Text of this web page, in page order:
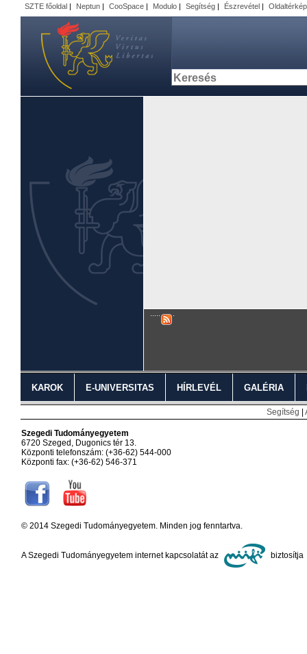
SZTE főoldal | Neptun | CooSpace | Modulo | Segítség | Észrevétel | Oldaltérkép
KAROK E-UNIVERSITAS HÍRLEVÉL GALÉRIA
Segítség
Szegedi Tudományegyetem
6720 Szeged, Dugonics tér 13.
Központi telefonszám: (+36-62) 544-000
Központi fax: (+36-62) 546-371
© 2014 Szegedi Tudományegyetem. Minden jog fenntartva.
A Szegedi Tudományegyetem internet kapcsolatát az biztosítja